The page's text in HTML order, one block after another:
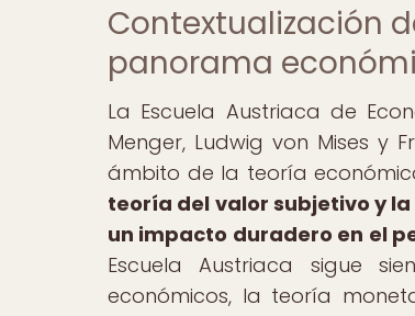
Contextualización
panorama
La Escuela Austriaca de
Menger, Ludwig von Mises y
ámbito de la teoría
teoría del valor subjetivo y
un impacto duradero en el
Escuela Austriaca sigue
económicos, la teoría